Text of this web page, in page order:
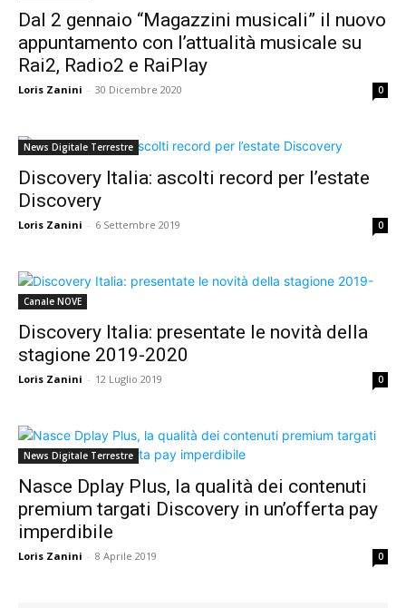
Dal 2 gennaio “Magazzini musicali” il nuovo
appuntamento con l’attualità musicale su
Rai2, Radio2 e RaiPlay
Loris Zanini - 30 Dicembre 2020 0
News Digitale Terrestre
Discovery Italia: ascolti record per l’estate
Discovery
Loris Zanini - 6 Settembre 2019 0
Canale NOVE
Discovery Italia: presentate le novità della
stagione 2019-2020
Loris Zanini - 12 Luglio 2019 0
News Digitale Terrestre
Nasce Dplay Plus, la qualità dei contenuti
premium targati Discovery in un’offerta pay
imperdibile
Loris Zanini - 8 Aprile 2019 0